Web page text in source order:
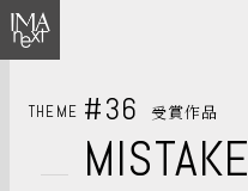
THEME #36 受賞作品
MISTAKE